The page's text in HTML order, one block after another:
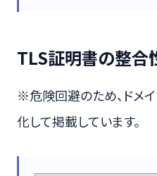
TLS証明書の整合
※危険回避のため、ドメ
化して掲載しています。